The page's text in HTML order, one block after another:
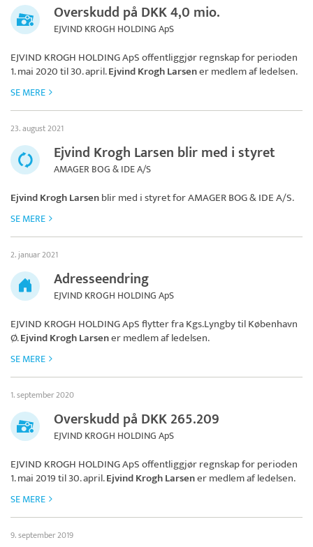
Overskudd på DKK 4,0 mio.
EJVIND KROGH HOLDING ApS
EJVIND KROGH HOLDING ApSoffentliggjør regnskap for perioden
1. mai 2020 til 30. april.Ejvind Krogh Larsener medlem af ledelsen.
SE MERE
23. august 2021
Ejvind Krogh Larsen blir med i styret
AMAGER BOG & IDE A/S
Ejvind Krogh Larsenblir med i styret forAMAGER BOG & IDE A/S.
SE MERE
2. januar 2021
Adresseendring
EJVIND KROGH HOLDING ApS
EJVIND KROGH HOLDING ApSflytter fra Kgs.Lyngby til København
Ø.Ejvind Krogh Larsener medlem af ledelsen.
SE MERE
1. september 2020
Overskudd på DKK 265.209
EJVIND KROGH HOLDING ApS
EJVIND KROGH HOLDING ApSoffentliggjør regnskap for perioden
1. mai 2019 til 30. april.Ejvind Krogh Larsener medlem af ledelsen.
SE MERE
9. september 2019